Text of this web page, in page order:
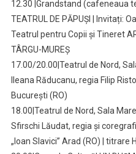
12.30 |Grandstand (cafeneaua
TEATRUL DE PĂPUȘI | Invitați:
Teatrul pentru Copii și Tineret
TÂRGU-MUREȘ
17.00/20.00|Teatrul de Nord,
Ileana Răducanu, regia Filip
București (RO)
18.00|Teatrul de Nord, Sala
Sfirschi Lăudat, regia și
„Ioan Slavici” Arad (RO) | titrare